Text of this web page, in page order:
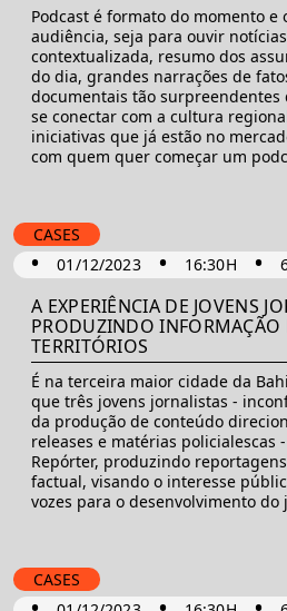
Podcast é formato do momento
audiência, seja para ouvir
contextualizada, resumo dos
do dia, grandes narrações de
documentais tão surpreendentes
se conectar com a cultura
iniciativas que já estão no
com quem quer começar um
CASES
• 01/12/2023 • 16:30H •
A EXPERIÊNCIA DE JOVENS
PRODUZINDO INFORMAÇÃO
TERRITÓRIOS
É na terceira maior cidade da
que três jovens jornalistas -
da produção de conteúdo
releases e matérias policialescas
Repórter, produzindo
factual, visando o interesse
vozes para o desenvolvimento do
CASES